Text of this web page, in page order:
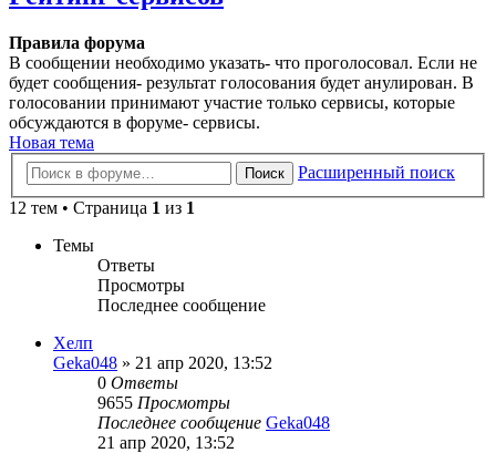
Правила форума
В сообщении необходимо указать- что проголосовал. Если не
будет сообщения- результат голосования будет анулирован. В
голосовании принимают участие только сервисы, которые
обсуждаются в форуме- сервисы.
Новая тема
Поиск
Расширенный поиск
12 тем • Страница 1 из 1
Темы
Ответы
Просмотры
Последнее сообщение
Хелп
Geka048 » 21 апр 2020, 13:52
0 Ответы
9655 Просмотры
Последнее сообщение Geka048
21 апр 2020, 13:52